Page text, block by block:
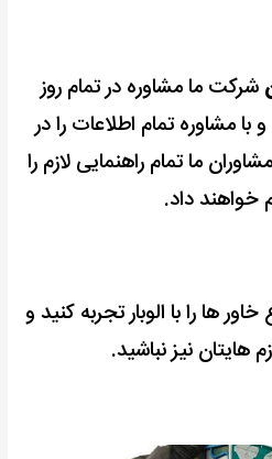
شرکت ما مشاوره در تمام روز
مشاوره تمام اطلاعات را در
ما تمام راهنمایی لازم را
خواهند داد.
خاور ها را با الوبار تجربه کنید و
هایتان نیز نباشید.